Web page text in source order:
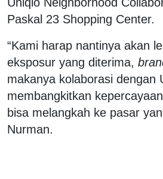
Paskal 23 Shopping Center.
“Kami harap nantinya akan
eksposur yang diterima,
makanya kolaborasi dengan
membangkitkan
bisa melangkah ke pasar
Nurman.